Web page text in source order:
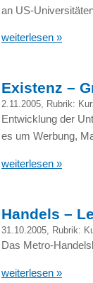
an US-
weiterlesen »
Existenz –
2.11.2005, Rubrik:
Entwicklung der
es um Werbung,
weiterlesen »
Handels –
31.10.2005, Rubrik:
Das Metro-
weiterlesen »